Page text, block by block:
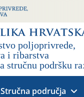
Stručna područja